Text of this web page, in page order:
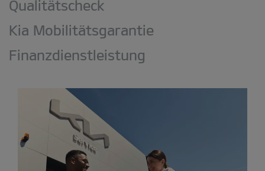
Qualitätscheck
Kia Mobilitätsgarantie
Finanzdienstleistung